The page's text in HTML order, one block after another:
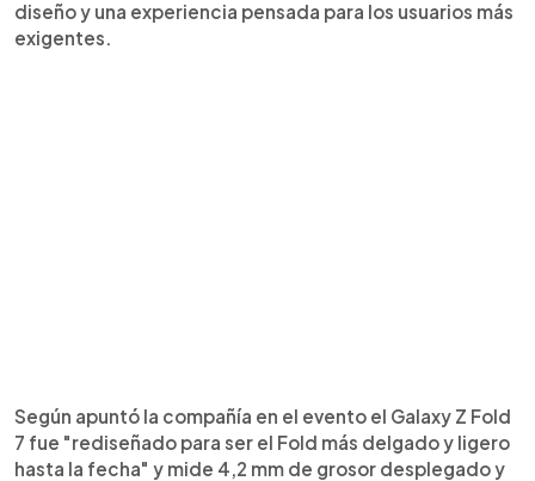
diseño y una experiencia pensada para los usuarios más
exigentes.
Según apuntó la compañía en el evento el Galaxy Z Fold
7 fue "rediseñado para ser el Fold más delgado y ligero
hasta la fecha" y mide 4,2 mm de grosor desplegado y